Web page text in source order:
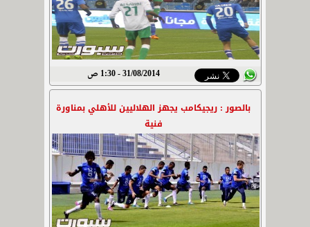
31/08/2014 - 1:30 ص
بالصور : ريجيكامب يجهز الهلاليين للأهلي بمناورة
فنية